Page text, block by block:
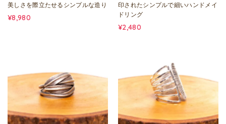
美しさを際立たせるシンプルな造り
¥8,980
印されたシンプルで細いハンドメイ
ドリング
¥2,480